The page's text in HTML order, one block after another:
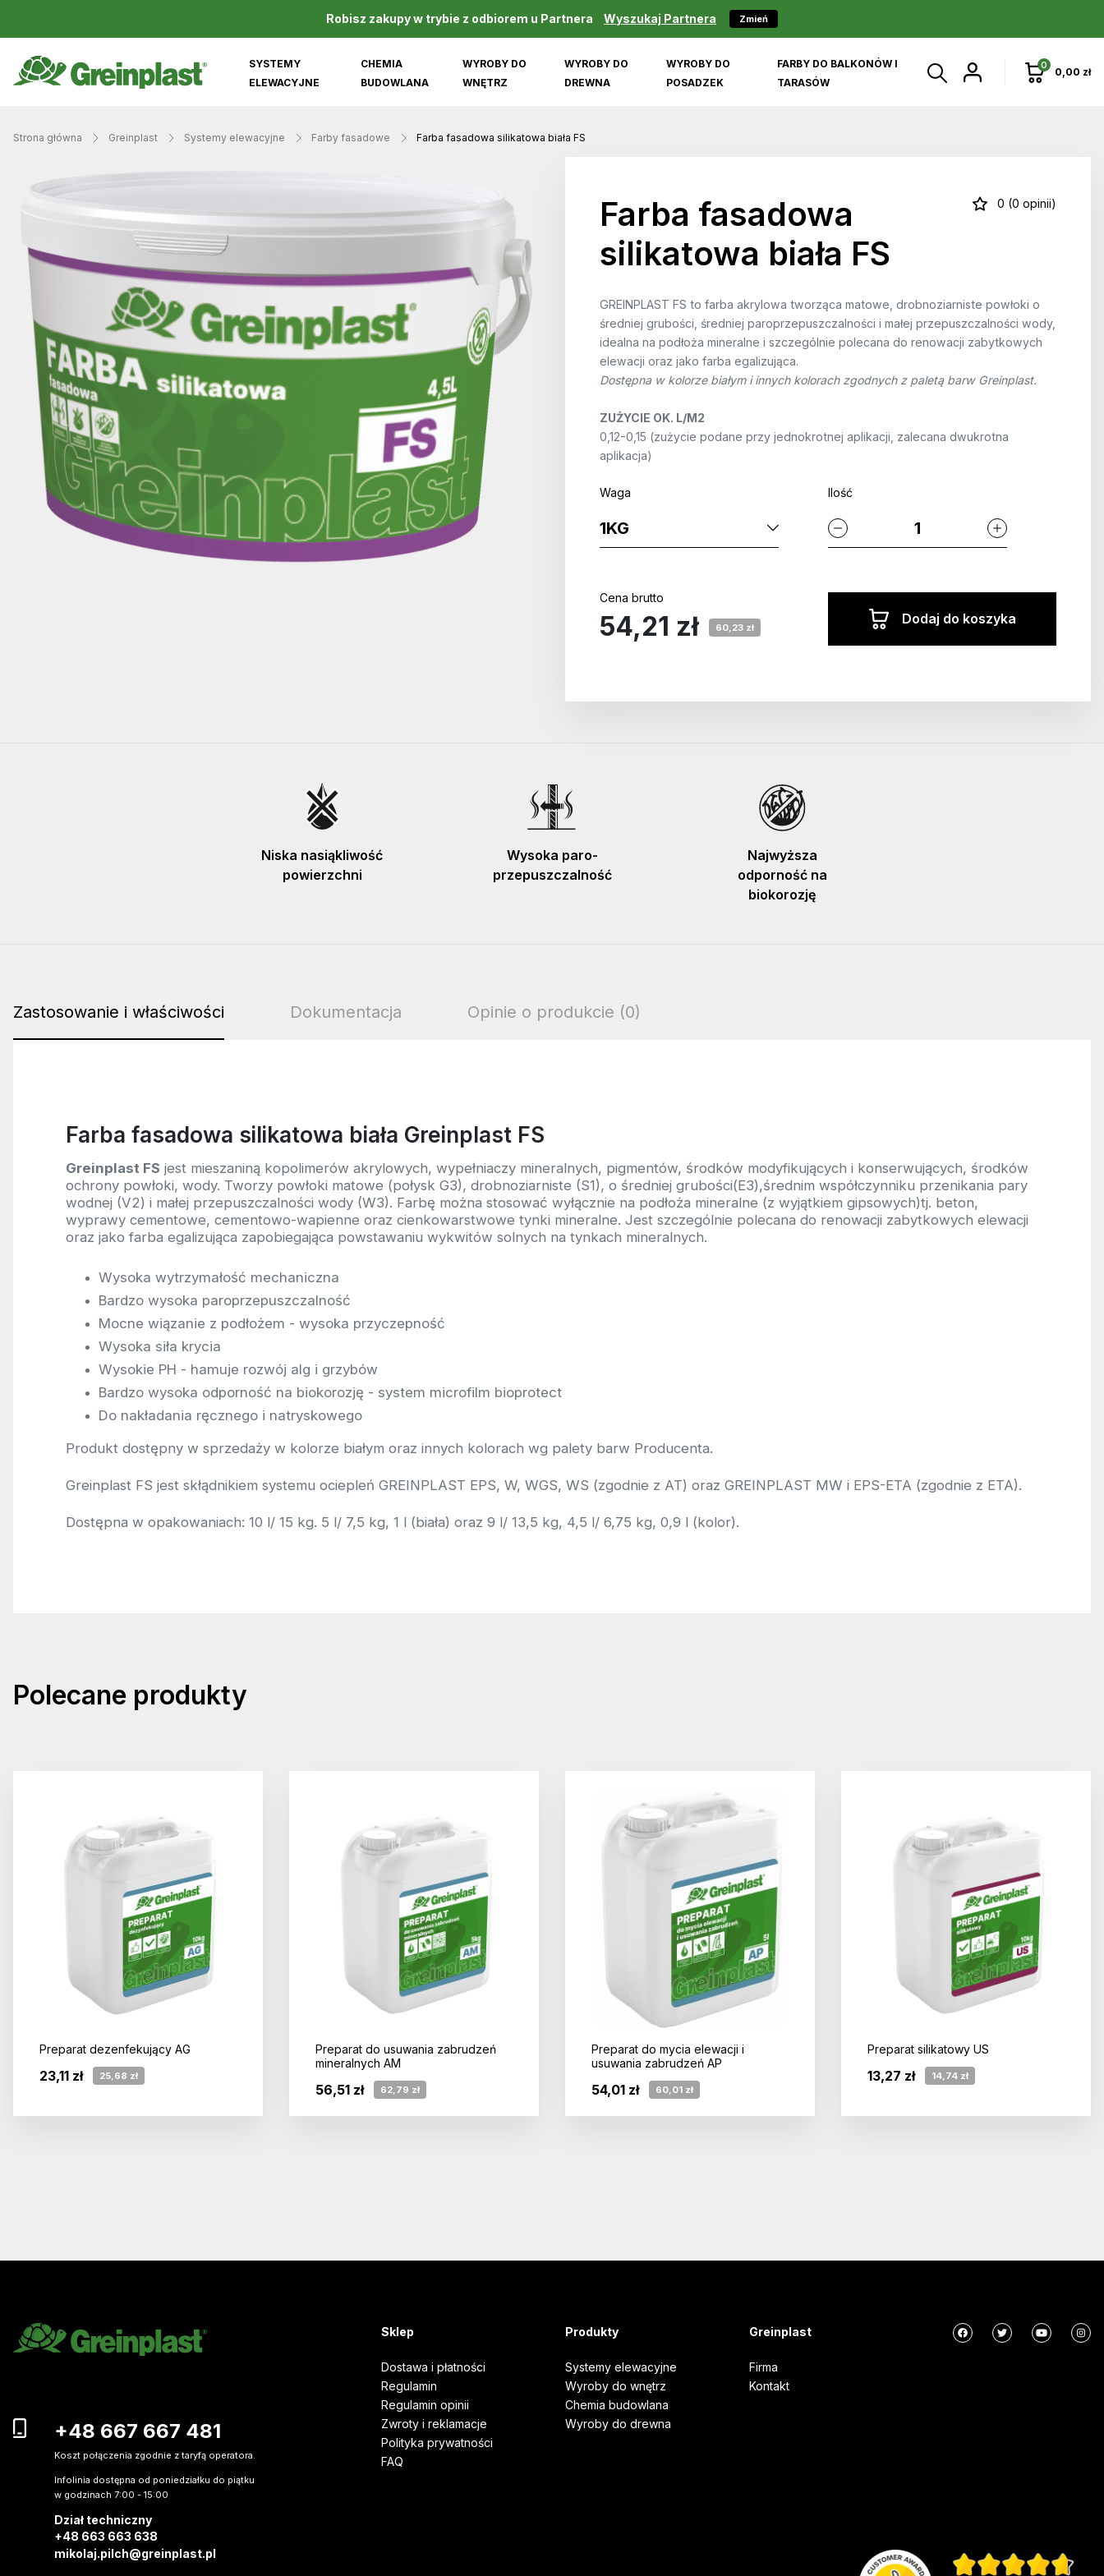
Robisz zakupy w trybie z odbiorem u Partnera Wyszukaj Partnera Zmień
SYSTEMY
ELEWACYJNE
CHEMIA
BUDOWLANA
WYROBY DO
WNĘTRZ
WYROBY DO
DREWNA
WYROBY DO
POSADZEK
FARBY DO BALKONÓW I
TARASÓW
0
0,00 zł
Strona główna Greinplast Systemy elewacyjne Farby fasadowe Farba fasadowa silikatowa biała FS
Farba fasadowa
silikatowa biała FS
0 (0 opinii)
GREINPLAST FS to farba akrylowa tworząca matowe, drobnoziarniste powłoki o
średniej grubości, średniej paroprzepuszczalności i małej przepuszczalności wody,
idealna na podłoża mineralne i szczególnie polecana do renowacji zabytkowych
elewacji oraz jako farba egalizująca.
Dostępna w kolorze białym i innych kolorach zgodnych z paletą barw Greinplast.
ZUŻYCIE OK. L/M2
0,12-0,15 (zużycie podane przy jednokrotnej aplikacji, zalecana dwukrotna
aplikacja)
Waga Ilość
Cena brutto
54,21 zł 60,23 zł
Dodaj do koszyka
Niska nasiąkliwość
powierzchni
Wysoka paro-
przepuszczalność
Najwyższa
odporność na
biokorozję
Zastosowanie i właściwości Dokumentacja Opinie o produkcie (0)
Farba fasadowa silikatowa biała Greinplast FS
Greinplast FS jest mieszaniną kopolimerów akrylowych, wypełniaczy mineralnych, pigmentów, środków modyfikujących i konserwujących, środków
ochrony powłoki, wody. Tworzy powłoki matowe (połysk G3), drobnoziarniste (S1), o średniej grubości(E3),średnim współczynniku przenikania pary
wodnej (V2) i małej przepuszczalności wody (W3). Farbę można stosować wyłącznie na podłoża mineralne (z wyjątkiem gipsowych)tj. beton,
wyprawy cementowe, cementowo-wapienne oraz cienkowarstwowe tynki mineralne. Jest szczególnie polecana do renowacji zabytkowych elewacji
oraz jako farba egalizująca zapobiegająca powstawaniu wykwitów solnych na tynkach mineralnych.
Wysoka wytrzymałość mechaniczna
Bardzo wysoka paroprzepuszczalność
Mocne wiązanie z podłożem - wysoka przyczepność
Wysoka siła krycia
Wysokie PH - hamuje rozwój alg i grzybów
Bardzo wysoka odporność na biokorozję - system microfilm bioprotect
Do nakładania ręcznego i natryskowego
Produkt dostępny w sprzedaży w kolorze białym oraz innych kolorach wg palety barw Producenta.
Greinplast FS jest skłądnikiem systemu ociepleń GREINPLAST EPS, W, WGS, WS (zgodnie z AT) oraz GREINPLAST MW i EPS-ETA (zgodnie z ETA).
Dostępna w opakowaniach: 10 l/ 15 kg. 5 l/ 7,5 kg, 1 l (biała) oraz 9 l/ 13,5 kg, 4,5 l/ 6,75 kg, 0,9 l (kolor).
Polecane produkty
Preparat dezenfekujący AG
23,11 zł 25,68 zł
Preparat do usuwania zabrudzeń
mineralnych AM
56,51 zł 62,79 zł
Preparat do mycia elewacji i
usuwania zabrudzeń AP
54,01 zł 60,01 zł
Preparat silikatowy US
13,27 zł 14,74 zł
+48 667 667 481
Koszt połączenia zgodnie z taryfą operatora.
Infolinia dostępna od poniedziałku do piątku
w godzinach 7:00 - 15:00
Dział techniczny
+48 663 663 638
mikolaj.pilch@greinplast.pl
Sklep
Dostawa i płatności
Regulamin
Regulamin opinii
Zwroty i reklamacje
Polityka prywatności
FAQ
Produkty
Systemy elewacyjne
Wyroby do wnętrz
Chemia budowlana
Wyroby do drewna
Greinplast
Firma
Kontakt